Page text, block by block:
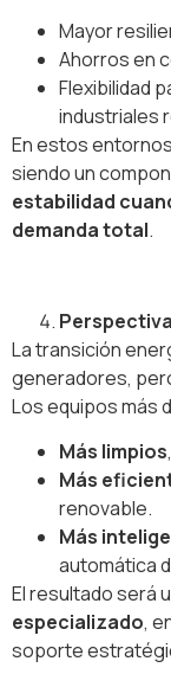
Mayor
Ahorros en
Flexibilidad
industriales
En estos
siendo un
estabilidad
demanda total.
La transición
generadores,
Los equipos más
Más limpios
Más
renovable.
Más
automática
El resultado será
especializado,
soporte